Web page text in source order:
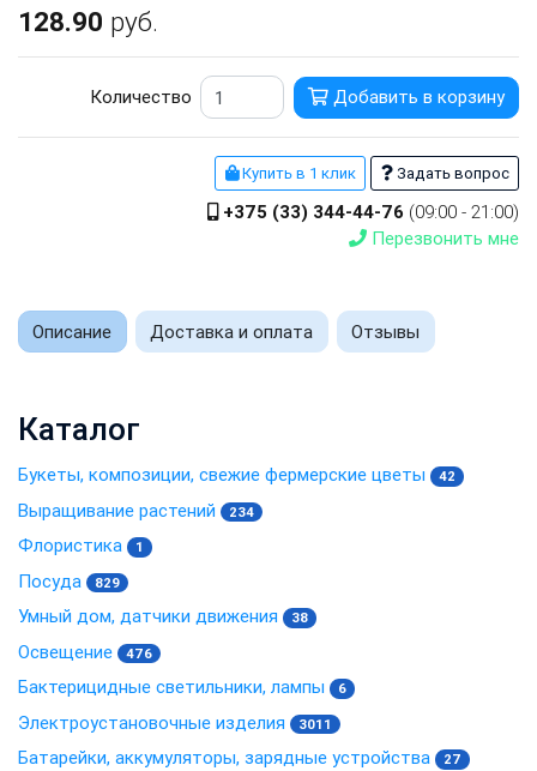
128.90 руб.
Количество Добавить в корзину
Купить в 1 клик Задать вопрос
+375 (33) 344-44-76 (09:00 - 21:00)
Перезвонить мне
Описание Доставка и оплата Отзывы
Каталог
Букеты, композиции, свежие фермерские цветы 42
Выращивание растений 234
Флористика 1
Посуда 829
Умный дом, датчики движения 38
Освещение 476
Бактерицидные светильники, лампы 6
Электроустановочные изделия 3011
Батарейки, аккумуляторы, зарядные устройства 27